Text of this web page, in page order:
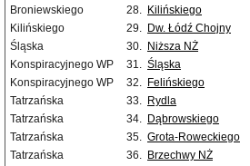
Broniewskiego
28. Kilińskiego
Kilińskiego
29. Dw. Łódź Chojny
Śląska
30. Niższa NŻ
Konspiracyjnego WP
31. Śląska
Konspiracyjnego WP
32. Felińskiego
Tatrzańska
33. Rydla
Tatrzańska
34. Dąbrowskiego
Tatrzańska
35. Grota-Roweckiego
Tatrzańska
36. Brzechwy NŻ